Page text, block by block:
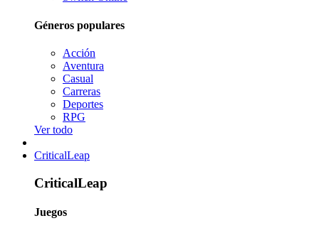
Géneros populares
Acción
Aventura
Casual
Carreras
Deportes
RPG
Ver todo
CriticalLeap
CriticalLeap
Juegos